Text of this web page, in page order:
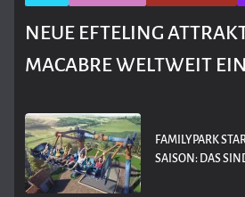
NEUE EFTELING
MACABRE WELTWEIT
FAMILYPARK
SAISON: DAS